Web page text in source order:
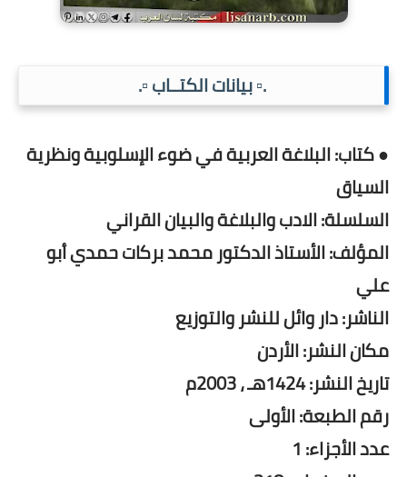
.▫️ بيانات الكتــاب ▫️.
● كتاب: البلاغة العربية في ضوء الإسلوبية ونظرية
السياق
السلسلة: الادب والبلاغة والبيان القراني
المؤلف: الأستاذ الدكتور محمد بركات حمدي أبو
علي
الناشر: دار وائل للنشر والتوزيع
مكان النشر: الأردن
تاريخ النشر: 1424هـ ، 2003م
رقم الطبعة: الأولى
عدد الأجزاء: 1